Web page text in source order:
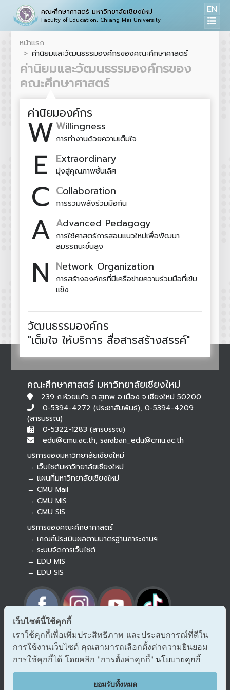
คณะศึกษาศาสตร์ มหาวิทยาลัยเชียงใหม่
Faculty of Education, Chiang Mai University
EN
หน้าแรก
ค่านิยมและวัฒนธรรมองค์กรของคณะศึกษาศาสตร์
ค่านิยมและวัฒนธรรมองค์กรของ
คณะศึกษาศาสตร์
ค่านิยมองค์กร
W Willingness
การทำงานด้วยความเต็มใจ
E Extraordinary
มุ่งสู่คุณภาพชั้นเลิศ
C Collaboration
การรวมพลังร่วมมือกัน
A Advanced Pedagogy
การใช้ศาสตร์การสอนแนวใหม่เพื่อพัฒนา
สมรรถนะขั้นสูง
N Network Organization
การสร้างองค์กรที่มีเครือข่ายความร่วมมือที่เข้ม
แข็ง
วัฒนธรรมองค์กร
"เต็มใจ ให้บริการ สื่อสารสร้างสรรค์"
คณะศึกษาศาสตร์ มหาวิทยาลัยเชียงใหม่
239 ถ.ห้วยแก้ว ต.สุเทพ อ.เมือง จ.เชียงใหม่ 50200
0-5394-4272 (ประชาสัมพันธ์), 0-5394-4209
(สารบรรณ)
0-5322-1283 (สารบรรณ)
edu@cmu.ac.th, saraban_edu@cmu.ac.th
บริการของมหาวิทยาลัยเชียงใหม่
→ เว็บไซต์มหาวิทยาลัยเชียงใหม่
→ แผนที่มหาวิทยาลัยเชียงใหม่
→ CMU Mail
→ CMU MIS
→ CMU SIS
บริการของคณะศึกษาศาสตร์
→ เกณฑ์ประเมินผลตามมาตรฐานภาระงานฯ
→ ระบบจัดการเว็บไซต์
→ EDU MIS
→ EDU SIS
→ ร้องเรียนทุจริตและประพฤติมิชอบ
→ แจ้งเรื่องร้องออนไลน์ สำนักงาน ป.ป.ช.
→ รับเรื่องร้องเรียน/แจ้งเบาะแส สำนักงาน ป.ป.ท.
แสดงความคิดเห็น/ข้อเสนอแนะ
Botnoi Assistant
Connecting…
เว็บไซต์นี้ใช้คุกกี้
เราใช้คุกกี้เพื่อเพิ่มประสิทธิภาพ และประสบการณ์ที่ดีใน
การใช้งานเว็บไซต์ คุณสามารถเลือกตั้งค่าความยินยอม
การใช้คุกกี้ได้ โดยคลิก "การตั้งค่าคุกกี้" นโยบายคุกกี้
ยอมรับทั้งหมด